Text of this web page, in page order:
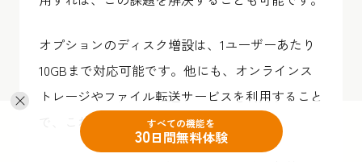
オプションのディスク増設は、1ユーザーあたり
10GBまで対応可能です。他にも、オンラインス
トレージやファイル転送サービスを利用すること
で、これらの問題は解決できます。
すべての機能を
30日間無料体験